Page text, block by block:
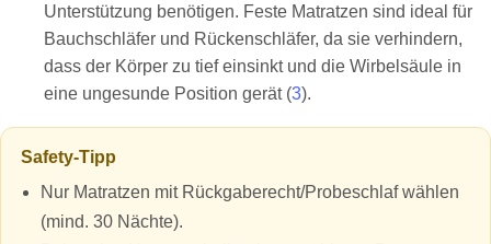
Unterstützung benötigen. Feste Matratzen sind ideal für
Bauchschläfer und Rückenschläfer, da sie verhindern,
dass der Körper zu tief einsinkt und die Wirbelsäule in
eine ungesunde Position gerät (3).
Safety-Tipp
Nur Matratzen mit Rückgaberecht/Probeschlaf wählen
(mind. 30 Nächte).